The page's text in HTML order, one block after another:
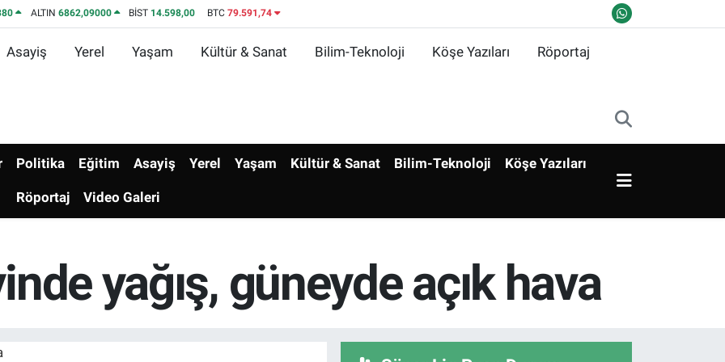
ALTIN 6862,09000 BİST 14.598,00 BTC 79.591,74
Asayiş Yerel Yaşam Kültür & Sanat Bilim-Teknoloji Köşe Yazıları Röportaj
Politika Eğitim Asayiş Yerel Yaşam Kültür & Sanat Bilim-Teknoloji Köşe Yazıları
Röportaj Video Galeri
yağış, güneyde açık hava